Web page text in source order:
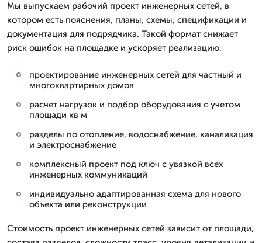
Мы выпускаем рабочий проект инженерных сетей, в
котором есть пояснения, планы, схемы, спецификации и
документация для подрядчика. Такой формат снижает
риск ошибок на площадке и ускоряет реализацию.
проектирование инженерных сетей для частный и
многоквартирных домов
расчет нагрузок и подбор оборудования с учетом
площади кв м
разделы по отопление, водоснабжение, канализация
и электроснабжение
комплексный проект под ключ с увязкой всех
инженерных коммуникаций
индивидуально адаптированная схема для нового
объекта или реконструкции
Стоимость проект инженерных сетей зависит от площади,